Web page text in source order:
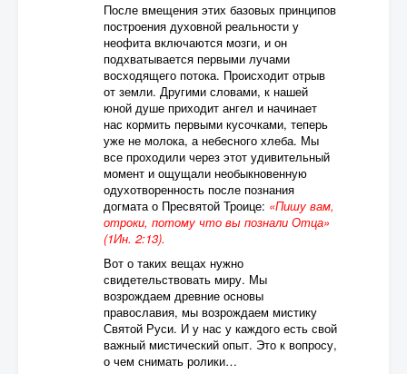
После вмещения этих базовых принципов
построения духовной реальности у
неофита включаются мозги, и он
подхватывается первыми лучами
восходящего потока. Происходит отрыв
от земли. Другими словами, к нашей
юной душе приходит ангел и начинает
нас кормить первыми кусочками, теперь
уже не молока, а небесного хлеба. Мы
все проходили через этот удивительный
момент и ощущали необыкновенную
одухотворенность после познания
догмата о Пресвятой Троице: «Пишу вам,
отроки, потому что вы познали Отца»
(1Ин. 2:13).
Вот о таких вещах нужно
свидетельствовать миру. Мы
возрождаем древние основы
православия, мы возрождаем мистику
Святой Руси. И у нас у каждого есть свой
важный мистический опыт. Это к вопросу,
о чем снимать ролики…